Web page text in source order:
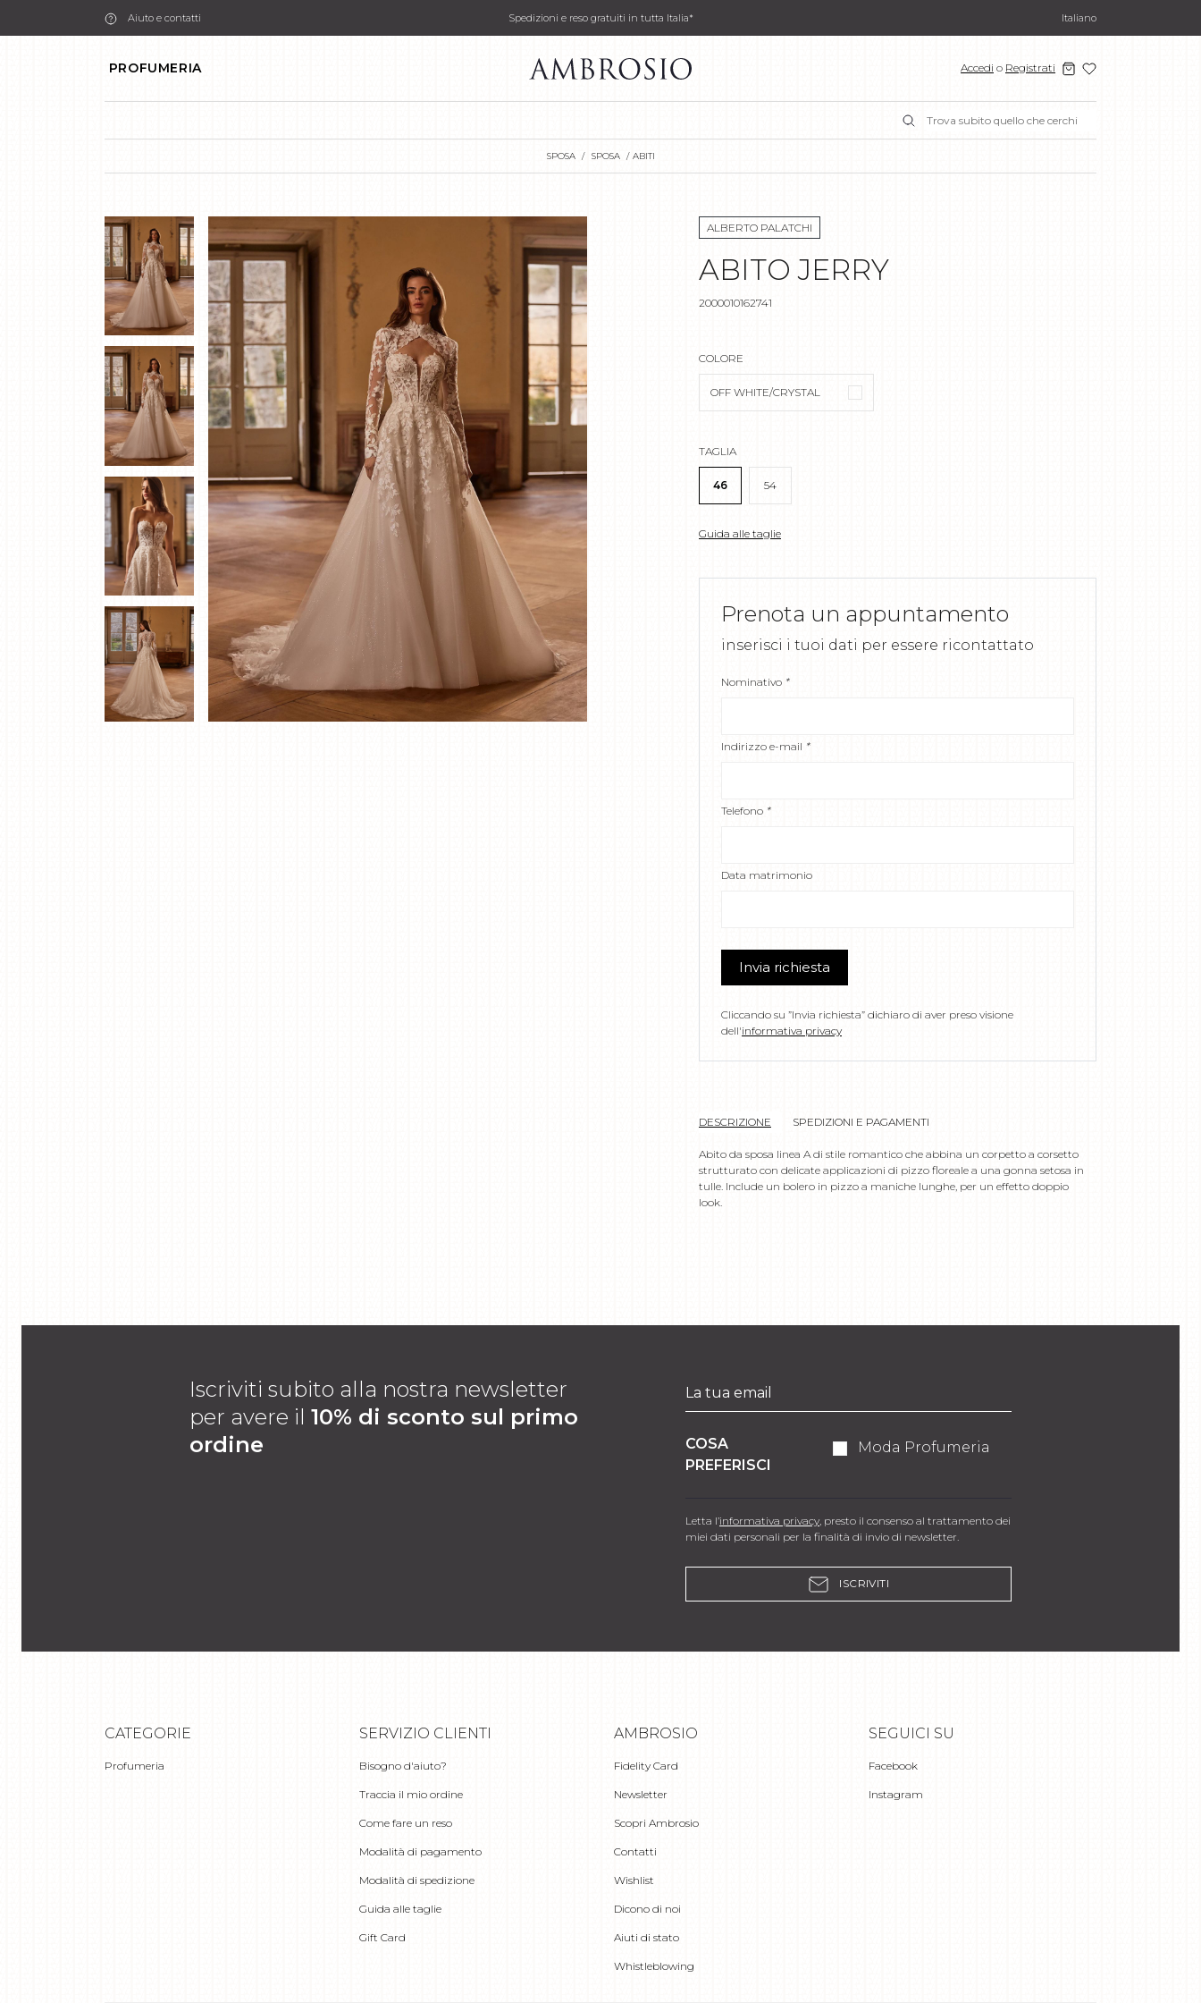
Aiuto e contatti Spedizioni e reso gratuiti in tutta Italia* Italiano
PROFUMERIA Accedi o Registrati
SPOSA SPOSA ABITI
ALBERTO PALATCHI
ABITO JERRY
2000010162741
COLORE
OFF WHITE/CRYSTAL
TAGLIA
46 54
Guida alle taglie
Prenota un appuntamento
inserisci i tuoi dati per essere ricontattato
Nominativo *
Indirizzo e-mail *
Telefono *
Data matrimonio
Invia richiesta
Cliccando su ”Invia richiesta” dichiaro di aver preso visione
dell'informativa privacy
DESCRIZIONE SPEDIZIONI E PAGAMENTI
Abito da sposa linea A di stile romantico che abbina un corpetto a corsetto
strutturato con delicate applicazioni di pizzo floreale a una gonna setosa in
tulle. Include un bolero in pizzo a maniche lunghe, per un effetto doppio
look.
Iscriviti subito alla nostra newsletter
per avere il 10% di sconto sul primo
ordine
COSA
PREFERISCI
Moda Profumeria
Letta l’informativa privacy, presto il consenso al trattamento dei
miei dati personali per la finalità di invio di newsletter.
ISCRIVITI
CATEGORIE
Profumeria
SERVIZIO CLIENTI
Bisogno d'aiuto?
Traccia il mio ordine
Come fare un reso
Modalità di pagamento
Modalità di spedizione
Guida alle taglie
Gift Card
AMBROSIO
Fidelity Card
Newsletter
Scopri Ambrosio
Contatti
Wishlist
Dicono di noi
Aiuti di stato
Whistleblowing
SEGUICI SU
Facebook
Instagram